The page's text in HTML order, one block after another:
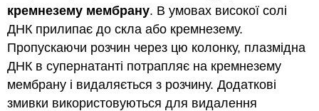
кремнезему мембрану. В умовах високої солі
ДНК прилипає до скла або кремнезему.
Пропускаючи розчин через цю колонку, плазмідна
ДНК в супернатанті потрапляє на кремнезему
мембрану і видаляється з розчину. Додаткові
змивки використовуються для видалення